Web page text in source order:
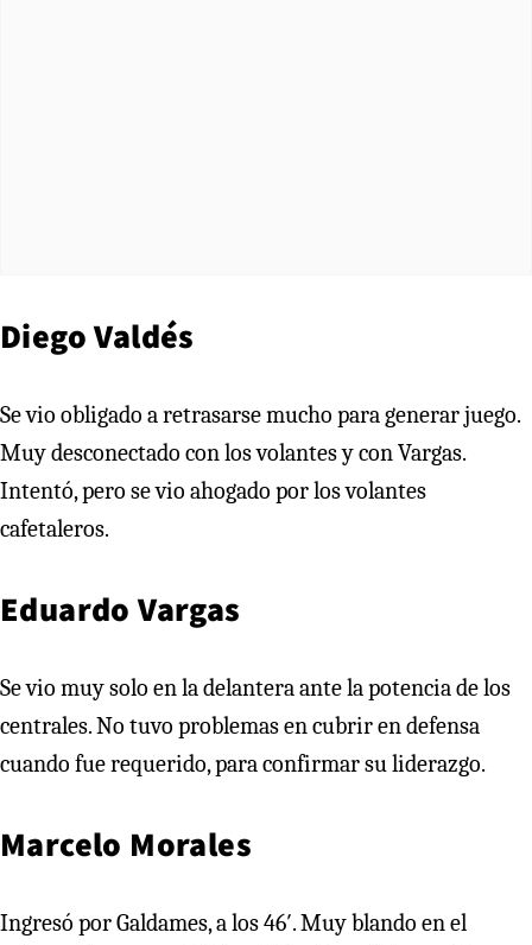
Diego Valdés
Se vio obligado a retrasarse mucho para generar juego.
Muy desconectado con los volantes y con Vargas.
Intentó, pero se vio ahogado por los volantes
cafetaleros.
Eduardo Vargas
Se vio muy solo en la delantera ante la potencia de los
centrales. No tuvo problemas en cubrir en defensa
cuando fue requerido, para confirmar su liderazgo.
Marcelo Morales
Ingresó por Galdames, a los 46′. Muy blando en el